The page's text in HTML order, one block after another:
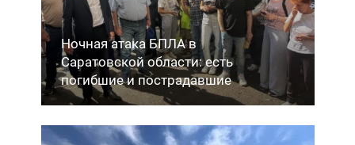
Ночная атака БПЛА в
Саратовской области: есть
погибшие и пострадавшие